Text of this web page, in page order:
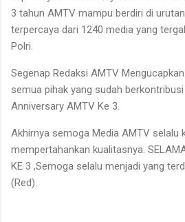
3 tahun AMTV mampu berdiri di
terpercaya dari 1240 media yang
Polri.
Segenap Redaksi AMTV
semua pihak yang sudah
Anniversary AMTV Ke 3.
Akhirnya semoga Media AMTV selalu
mempertahankan kualitasnya.
KE 3 ,Semoga selalu menjadi yang
(Red).